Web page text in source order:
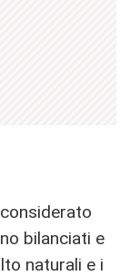
bilanciati e
naturali e i